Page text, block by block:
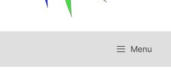
Menu